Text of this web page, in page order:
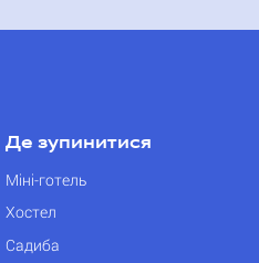
Де зупинитися
Міні-готель
Хостел
Садиба